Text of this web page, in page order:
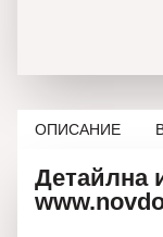
ОПИСАНИЕ
Детайлна